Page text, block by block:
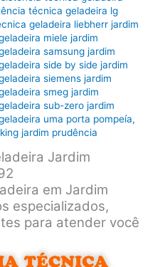
técnica geladeira lg
geladeira liebherr jardim
miele jardim
samsung jardim
side by side jardim
siemens jardim
smeg jardim
sub-zero jardim
uma porta pompeía,
jardim prudência
Jardim
em Jardim
especializados,
para atender você